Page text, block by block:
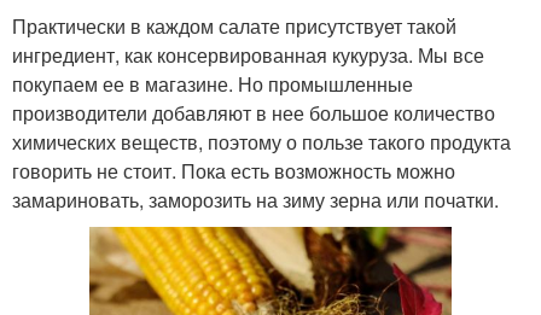
Практически в каждом салате присутствует такой
ингредиент, как консервированная кукуруза. Мы все
покупаем ее в магазине. Но промышленные
производители добавляют в нее большое количество
химических веществ, поэтому о пользе такого продукта
говорить не стоит. Пока есть возможность можно
замариновать, заморозить на зиму зерна или початки.